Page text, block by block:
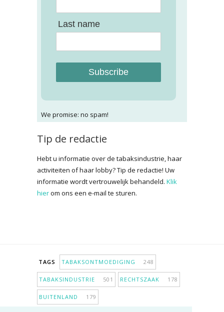
Last name
Subscribe
We promise: no spam!
Tip de redactie
Hebt u informatie over de tabaksindustrie, haar
activiteiten of haar lobby? Tip de redactie! Uw
informatie wordt vertrouwelijk behandeld. Klik
hierom ons een e-mail te sturen.
TAGS TABAKSONTMOEDIGING 248
TABAKSINDUSTRIE 501 RECHTSZAAK 178
BUITENLAND 179